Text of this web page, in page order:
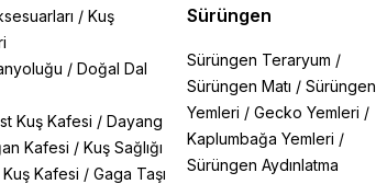
/ Kuş
/ Doğal Dal
Kuş Kafesi / Dayang
Kafesi / Kuş Sağlığı
Kafesi / Gaga Taşı
Sürüngen
Sürüngen Teraryum /
Sürüngen Matı / Sürüngen
Yemleri / Gecko Yemleri /
Kaplumbağa Yemleri /
Sürüngen Aydınlatma